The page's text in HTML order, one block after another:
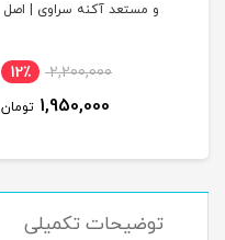
و مستعد آکنه سراوی | اصل
2,200,000 12٪
1,950,000 تومان
توضیحات تکمیلی